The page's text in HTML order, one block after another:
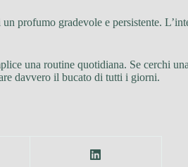
un profumo gradevole e persistente.
una routine quotidiana. Se cerchi
davvero il bucato di tutti i giorni.